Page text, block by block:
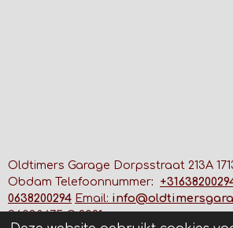
Oldtimers Garage Dorpsstraat 213A
Obdam Telefoonnummer:
0638200294 Email:
96038675© 2021